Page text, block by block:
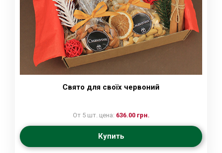
Свято для своїх червоний
От 5 шт. цена: 636.00 грн.
Купить